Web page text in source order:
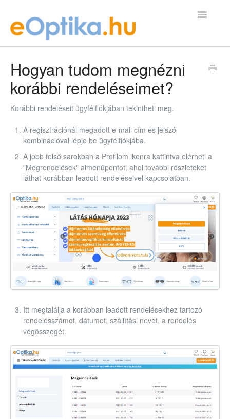
Toggle
kapcsolat@eoptika.hu
Hogyan tudom megnézni
korábbi rendeléseimet?
Korábbi rendeléseit ügyfélfiókjában tekintheti meg.
A regisztrációnál megadott e-mail cím és jelszó
kombinációval lépje be ügyfélfiókjába.
A jobb felső sarokban a Profilom ikonra kattintva elérheti a
"Megrendelések" almenüpontot, ahol további részleteket
láthat korábban leadott rendeléseivel kapcsolatban.
Itt megtalálja a korábban leadott rendelésekhez tartozó
rendelésszámot, dátumot, szállítási nevet, a rendelés
végösszegét.